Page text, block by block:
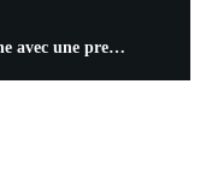
R1 : Le Chaumont FC enchaîne avec une première victoire à l’extérieur